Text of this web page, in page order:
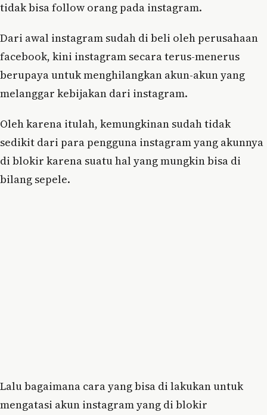
tidak bisa follow orang pada instagram.
Dari awal instagram sudah di beli oleh perusahaan
facebook, kini instagram secara terus-menerus
berupaya untuk menghilangkan akun-akun yang
melanggar kebijakan dari instagram.
Oleh karena itulah, kemungkinan sudah tidak
sedikit dari para pengguna instagram yang akunnya
di blokir karena suatu hal yang mungkin bisa di
bilang sepele.
Lalu bagaimana cara yang bisa di lakukan untuk
mengatasi akun instagram yang di blokir